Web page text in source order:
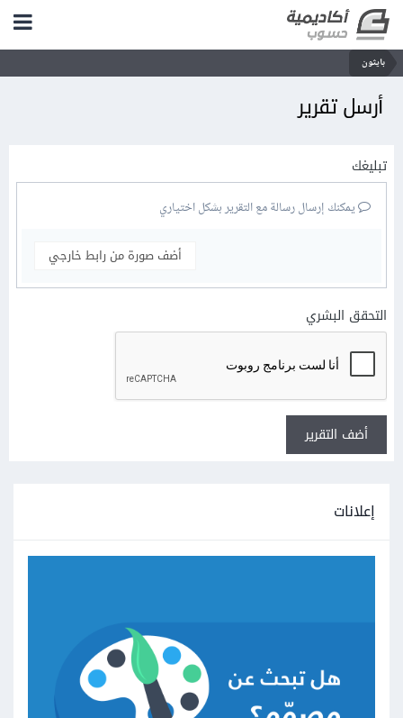
بايثون
أرسل تقرير
تبليغك
يمكنك إرسال رسالة مع التقرير بشكل اختياري
أضف صورة من رابط خارجي
التحقق البشري
أضف التقرير
إعلانات